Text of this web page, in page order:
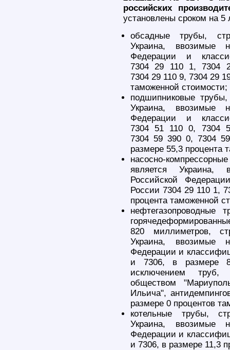
российских
установлены сроком на
обсадные трубы,
Украина, ввозимые
Федерации и
7304 29 110 1, 7304
7304 29 110 9, 7304 29
таможенной стоимости;
подшипниковые трубы,
Украина, ввозимые
Федерации и
7304 51 110 0, 7304
7304 59 390 0, 7304
размере 55,3 процента
насосно-
является Украина,
Российской
России 7304 29 110 1,
процента таможенной
820 миллиметров,
Украина, ввозимые
Федерации и
и 7306, в размере
исключением труб,
обществом
Ильича",
размере 0 процентов
котельные трубы,
Украина, ввозимые
Федерации и
и 7306, в размере 11,3